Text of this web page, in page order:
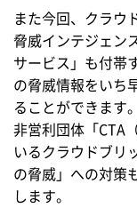
また今回、クラウ
脅威インテジェン
サービス」も付帯
の脅威情報をいち
ることができます
非営利団体「CTA
いるクラウドブリ
の脅威」への対策
します。